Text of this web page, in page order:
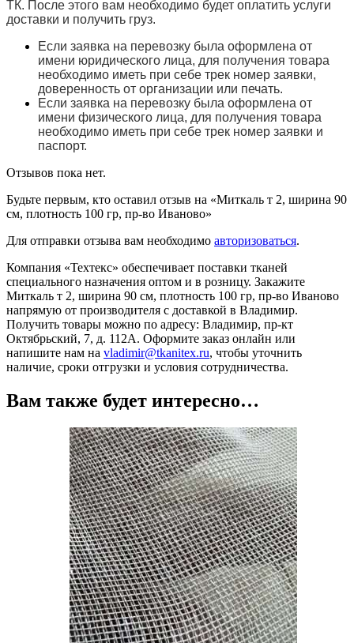
ТК. После этого вам необходимо будет оплатить услуги
доставки и получить груз.
Если заявка на перевозку была оформлена от
имени юридического лица, для получения товара
необходимо иметь при себе трек номер заявки,
доверенность от организации или печать.
Если заявка на перевозку была оформлена от
имени физического лица, для получения товара
необходимо иметь при себе трек номер заявки и
паспорт.
Отзывов пока нет.
Будьте первым, кто оставил отзыв на «Миткаль т 2, ширина 90
см, плотность 100 гр, пр-во Иваново»
Для отправки отзыва вам необходимо авторизоваться.
Компания «Техтекс» обеспечивает поставки тканей
специального назначения оптом и в розницу. Закажите
Миткаль т 2, ширина 90 см, плотность 100 гр, пр-во Иваново
напрямую от производителя с доставкой в Владимир.
Получить товары можно по адресу: Владимир, пр-кт
Октябрьский, 7, д. 112А. Оформите заказ онлайн или
напишите нам на vladimir@tkanitex.ru, чтобы уточнить
наличие, сроки отгрузки и условия сотрудничества.
Вам также будет интересно…